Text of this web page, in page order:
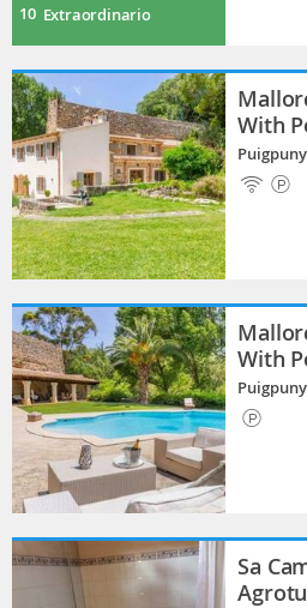
10 Extraordinario
With
With
Sa